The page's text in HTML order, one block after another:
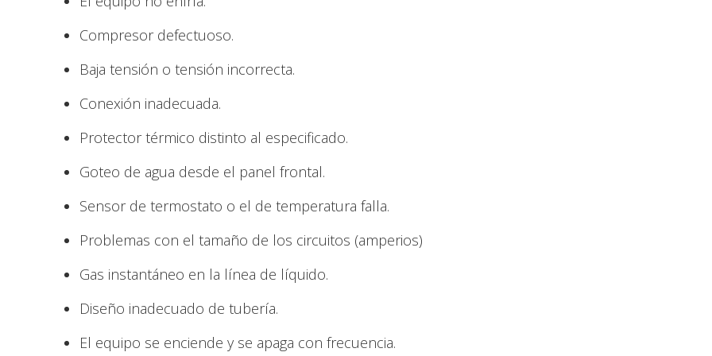
Compresor defectuoso.
Baja tensión o tensión incorrecta.
Conexión inadecuada.
Protector térmico distinto al especificado.
Goteo de agua desde el panel frontal.
Sensor de termostato o el de temperatura falla.
Problemas con el tamaño de los circuitos (amperios)
Gas instantáneo en la línea de líquido.
Diseño inadecuado de tubería.
El equipo se enciende y se apaga con frecuencia.